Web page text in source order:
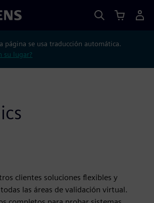
página se usa traducción automática.
su lugar?
clientes soluciones flexibles y
las áreas de validación virtual.